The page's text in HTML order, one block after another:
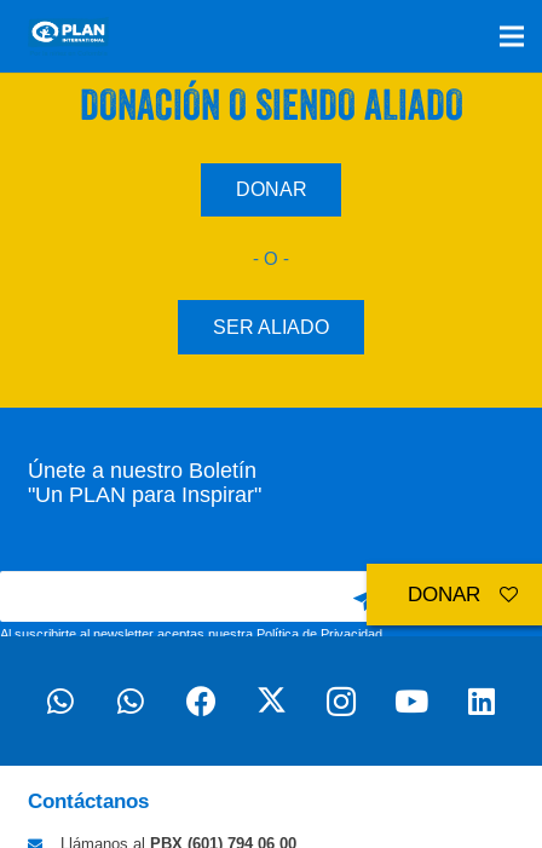
SÚMATE A NUESTRO PLAN CON UNA
DONACIÓN O SIENDO ALIADO
DONAR
- O -
SER ALIADO
Únete a nuestro Boletín
"Un PLAN para Inspirar"
Al suscribirte al newsletter aceptas nuestraPolítica de Privacidad
Contáctanos
Llámanos al PBX (601) 794 06 00
DONAR